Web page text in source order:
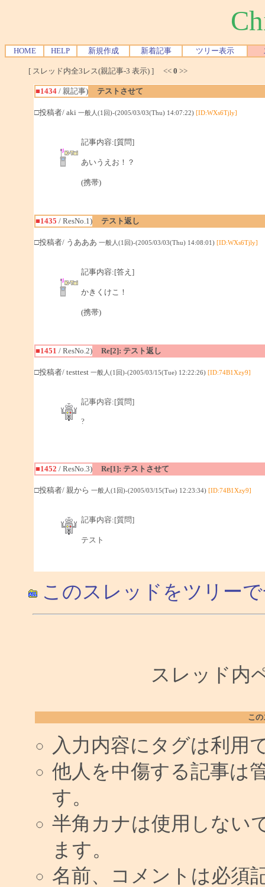
HOME HELP 新規作成 新着記事 ツリー表示
[ スレッド内全3レス(親記事-3 表示) ] << 0 >>
■1434/ 親記事) テストさせて
□投稿者/ aki 一般人(1回)-(2005/03/03(Thu) 14:07:22) [ID:WXs6Tjly]
記事内容:[質問]
あいうえお！？
(携帯)
■1435 / ResNo.1) テスト返し
□投稿者/ うあああ 一般人(1回)-(2005/03/03(Thu) 14:08:01) [ID:WXs6Tjly]
記事内容:[答え]
かきくけこ！
(携帯)
■1451 / ResNo.2) Re[2]: テスト返し
□投稿者/ testtest 一般人(1回)-(2005/03/15(Tue) 12:22:26) [ID:74B1Xzy9]
記事内容:[質問]
?
■1452 / ResNo.3) Re[1]: テストさせて
□投稿者/ 親から 一般人(1回)-(2005/03/15(Tue) 12:23:34) [ID:74B1Xzy9]
記事内容:[質問]
テスト
このスレッドをツリー
スレッド内
こ
入力内容にタグは利用
他人を中傷する記事は
す。
半角カナは使用しない
ます。
名前、コメントは必須